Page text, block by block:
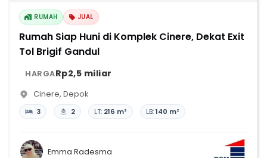
RUMAH JUAL
Rumah Siap Huni di Komplek Cinere, Dekat Exit
Tol Brigif Gandul
HARGARp2,5 miliar
Cinere, Depok
3 2 LT: 216 m² LB:140 m²
Emma Radesma